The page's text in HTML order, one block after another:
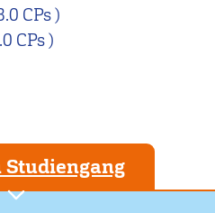
CPs )
CPs )
Studiengang